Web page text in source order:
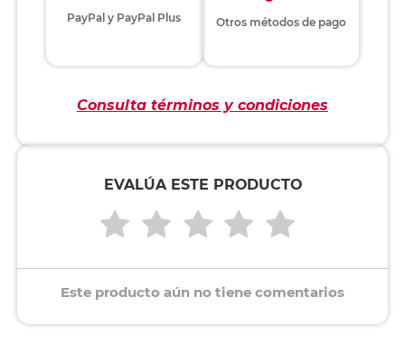
PayPal y PayPal Plus Otros métodos de pago
Consulta términos y condiciones
EVALÚA ESTE PRODUCTO
Este producto aún no tiene comentarios